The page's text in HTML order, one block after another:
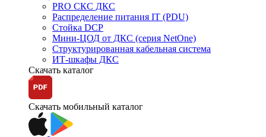
PRO СКС ДКС
Распределение питания IT (PDU)
Стойка DCP
Мини-ЦОД от ДКС (серия NetOne)
Структурированная кабельная система
ИТ-шкафы ДКС
Скачать каталог
Скачать мобильный каталог